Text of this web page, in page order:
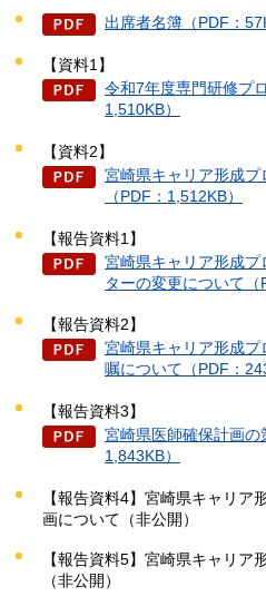
出席者名簿（PDF：
【資料1】
令和7年度専門研修プ
1,510KB）
【資料2】
宮崎県キャリア形成
（PDF：1,512KB）
【報告資料1】
宮崎県キャリア形成
ターの変更について（
【報告資料2】
宮崎県キャリア形成
嘱について（PDF：
【報告資料3】
宮崎県医師確保計画の
1,843KB）
【報告資料4】宮崎県キャリア
画について（非公開）
【報告資料5】宮崎県キャリア
（非公開）